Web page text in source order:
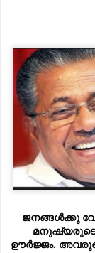
ജനങ്ങൾക്കു
മനുഷ്യരുടെ
ഊർജ്ജം.